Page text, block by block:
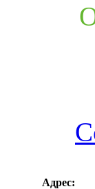
Адрес: